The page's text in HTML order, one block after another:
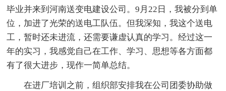
毕业并来到河南送变电建设公司。9月22日，我被分到单
位，加进了光荣的送电工队伍。但我深知，我这个送电
工，暂时还未进流，还需要谦虚认真的学习。经过这一
年的实习，我感觉自己在工作、学习、思想等各方面都
有了很大进步，现作一简单总结。
在进厂培训之前，组织部安排我在公司团委协助做